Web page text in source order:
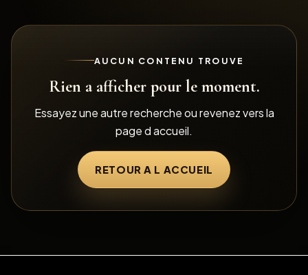
AUCUN CONTENU TROUVE
Rien a afficher pour le moment.
Essayez une autre recherche ou revenez vers la
page d accueil.
RETOUR A L ACCUEIL